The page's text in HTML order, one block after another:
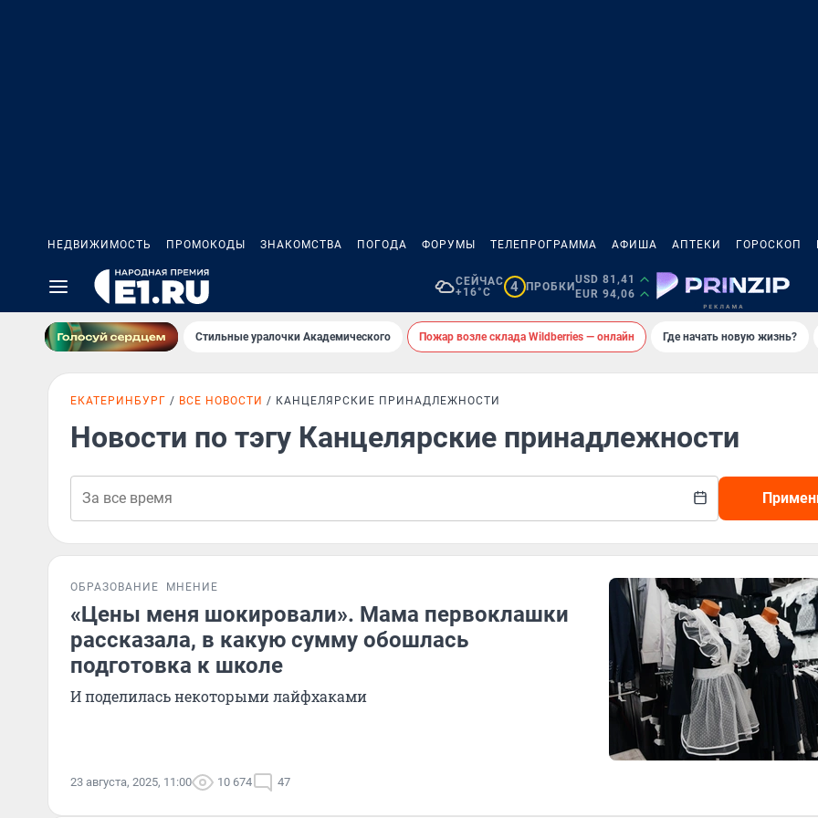
НЕДВИЖИМОСТЬ ПРОМОКОДЫ ЗНАКОМСТВА ПОГОДА ФОРУМЫ ТЕЛЕПРОГРАММА АФИША АПТЕКИ ГОРОСКОП
СЕЙЧАС
+16°C
4 ПРОБКИ
USD 81,41
EUR 94,06
Стильные уралочки Академического Пожар возле склада Wildberries — онлайн Где начать новую жизнь?
ЕКАТЕРИНБУРГ ВСЕ НОВОСТИ КАНЦЕЛЯРСКИЕ ПРИНАДЛЕЖНОСТИ
Новости по тэгу Канцелярские принадлежности
ОБРАЗОВАНИЕ МНЕНИЕ
«Цены меня шокировали». Мама первоклашки
рассказала, в какую сумму обошлась
подготовка к школе
И поделилась некоторыми лайфхаками
23 августа, 2025, 11:00 10 674 47